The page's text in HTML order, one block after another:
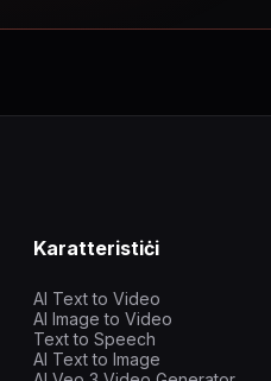
Karatteristiċi
AI Text to Video
AI Image to Video
Text to Speech
AI Text to Image